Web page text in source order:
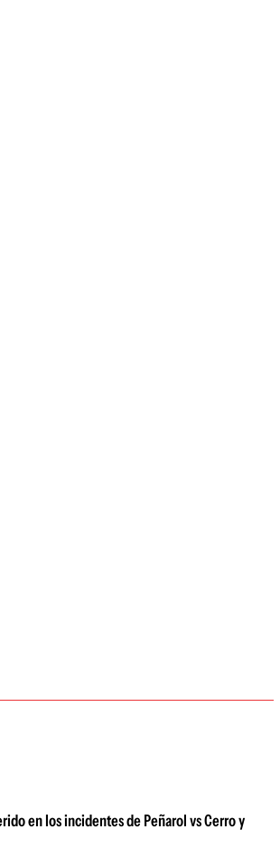
en los incidentes de Peñarol vs Cerro y